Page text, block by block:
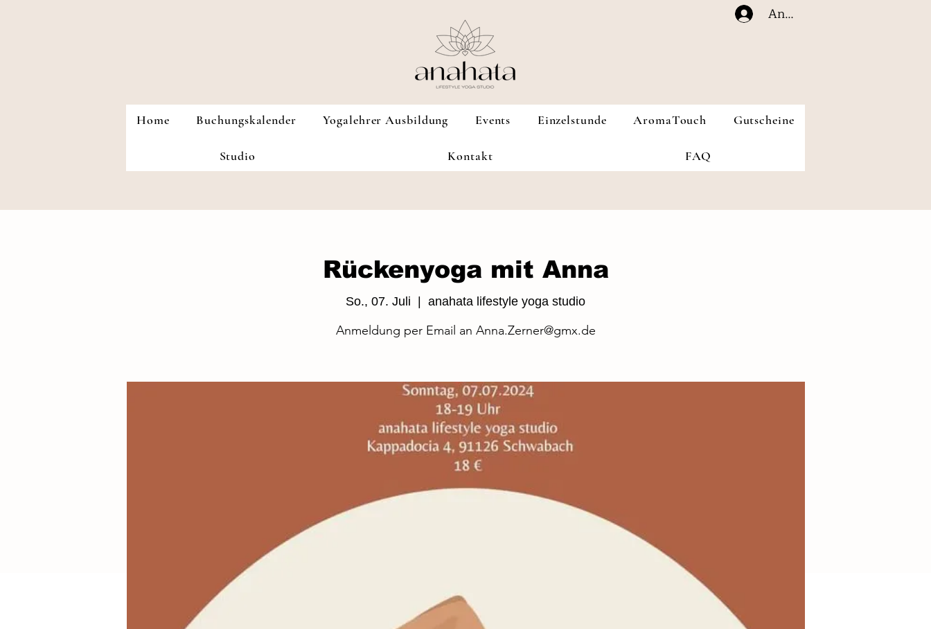
Anmelden
Home Buchungskalender Yogalehrer Ausbildung Events Einzelstunde AromaTouch Gutscheine
Studio Kontakt FAQ
Rückenyoga mit Anna
So., 07. Juli anahata lifestyle yoga studio
Anmeldung per Email an Anna.Zerner@gmx.de